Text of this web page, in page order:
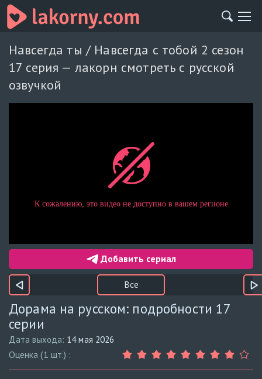
Навсегда ты / Навсегда с тобой 2 сезон
17 серия — лакорн смотреть с русской
озвучкой
Добавить сериал
Все
Дорама на русском: подробности 17
серии
Дата выхода: 14 мая 2026
Оценка (1 шт.) :